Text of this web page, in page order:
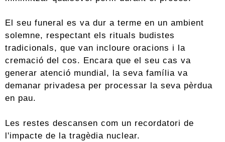
El seu funeral es va dur a terme en un ambient
solemne, respectant els rituals budistes
tradicionals, que van incloure oracions i la
cremació del cos. Encara que el seu cas va
generar atenció mundial, la seva família va
demanar privadesa per processar la seva pèrdua
en pau.
Les restes descansen com un recordatori de
l'impacte de la tragèdia nuclear.